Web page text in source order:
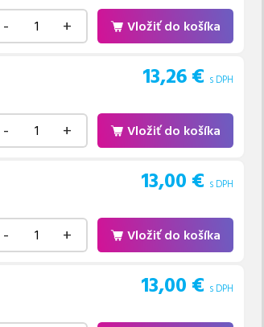
- + Vložiť do košíka
13,26 € s DPH
- + Vložiť do košíka
13,00 € s DPH
- + Vložiť do košíka
13,00 € s DPH